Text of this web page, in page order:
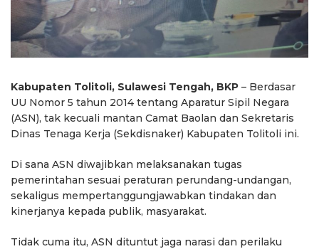
Kabupaten Tolitoli, Sulawesi Tengah, BKP – Berdasar
UU Nomor 5 tahun 2014 tentang Aparatur Sipil Negara
(ASN), tak kecuali mantan Camat Baolan dan Sekretaris
Dinas Tenaga Kerja (Sekdisnaker) Kabupaten Tolitoli ini.
Di sana ASN diwajibkan melaksanakan tugas
pemerintahan sesuai peraturan perundang-undangan,
sekaligus mempertanggungjawabkan tindakan dan
kinerjanya kepada publik, masyarakat.
Tidak cuma itu, ASN dituntut jaga narasi dan perilaku